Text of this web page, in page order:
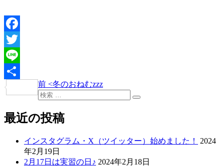
Facebook
Twitter
Line
共
有
投
ナ
過
去
投
稿
前 <冬のおねむzzz
検
検
最近の投稿
インスタグラム・X（ツイッター）始めました！
2024
年2月19日
2月17日は実習の日♪ 2024年2月18日